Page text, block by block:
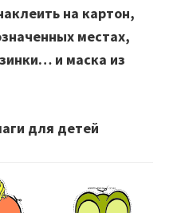
на картон,
местах,
и маска из
для детей